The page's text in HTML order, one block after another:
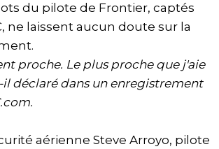
du pilote de Frontier, captés
ne laissent aucun doute sur la
proche. Le plus proche que j'aie
il déclaré dans un enregistrement
aérienne Steve Arroyo, pilote